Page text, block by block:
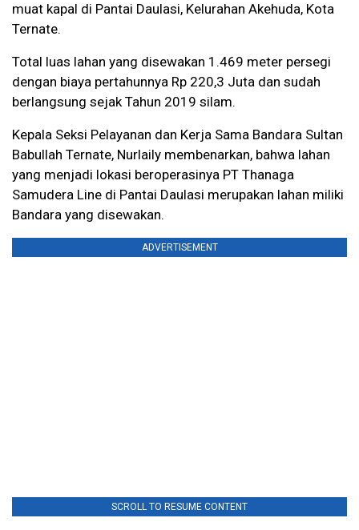
muat kapal di Pantai Daulasi, Kelurahan Akehuda, Kota
Ternate.
Total luas lahan yang disewakan 1.469 meter persegi
dengan biaya pertahunnya Rp 220,3 Juta dan sudah
berlangsung sejak Tahun 2019 silam.
Kepala Seksi Pelayanan dan Kerja Sama Bandara Sultan
Babullah Ternate, Nurlaily membenarkan, bahwa lahan
yang menjadi lokasi beroperasinya PT Thanaga
Samudera Line di Pantai Daulasi merupakan lahan miliki
Bandara yang disewakan.
ADVERTISEMENT
SCROLL TO RESUME CONTENT